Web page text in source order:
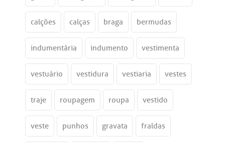
calções calças braga bermudas
indumentária indumento vestimenta
vestuário vestidura vestiaria vestes
traje roupagem roupa vestido
veste punhos gravata fraldas